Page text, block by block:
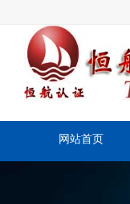
网站首页